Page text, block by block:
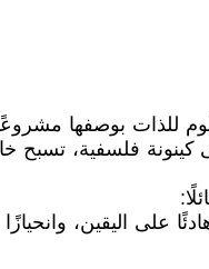
للذات بوصفها مشروعًا
كينونة فلسفية،
على اليقين،